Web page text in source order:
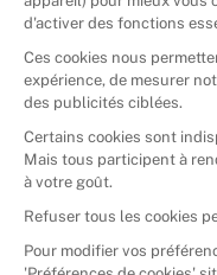
Donner vos livres